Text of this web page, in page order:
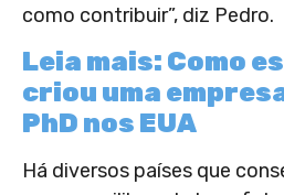
como contribuir”, diz Pedro.
Leia mais: Como
criou uma
PhD nos EUA
Há diversos países que